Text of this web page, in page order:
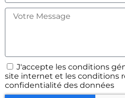
J'accepte les conditions
site internet et les conditions
confidentialité des données